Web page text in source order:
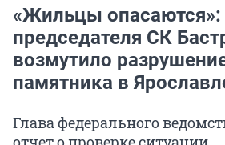
«Жильцы опасаются»:
председателя СК
возмутило
памятника в
Глава федерального